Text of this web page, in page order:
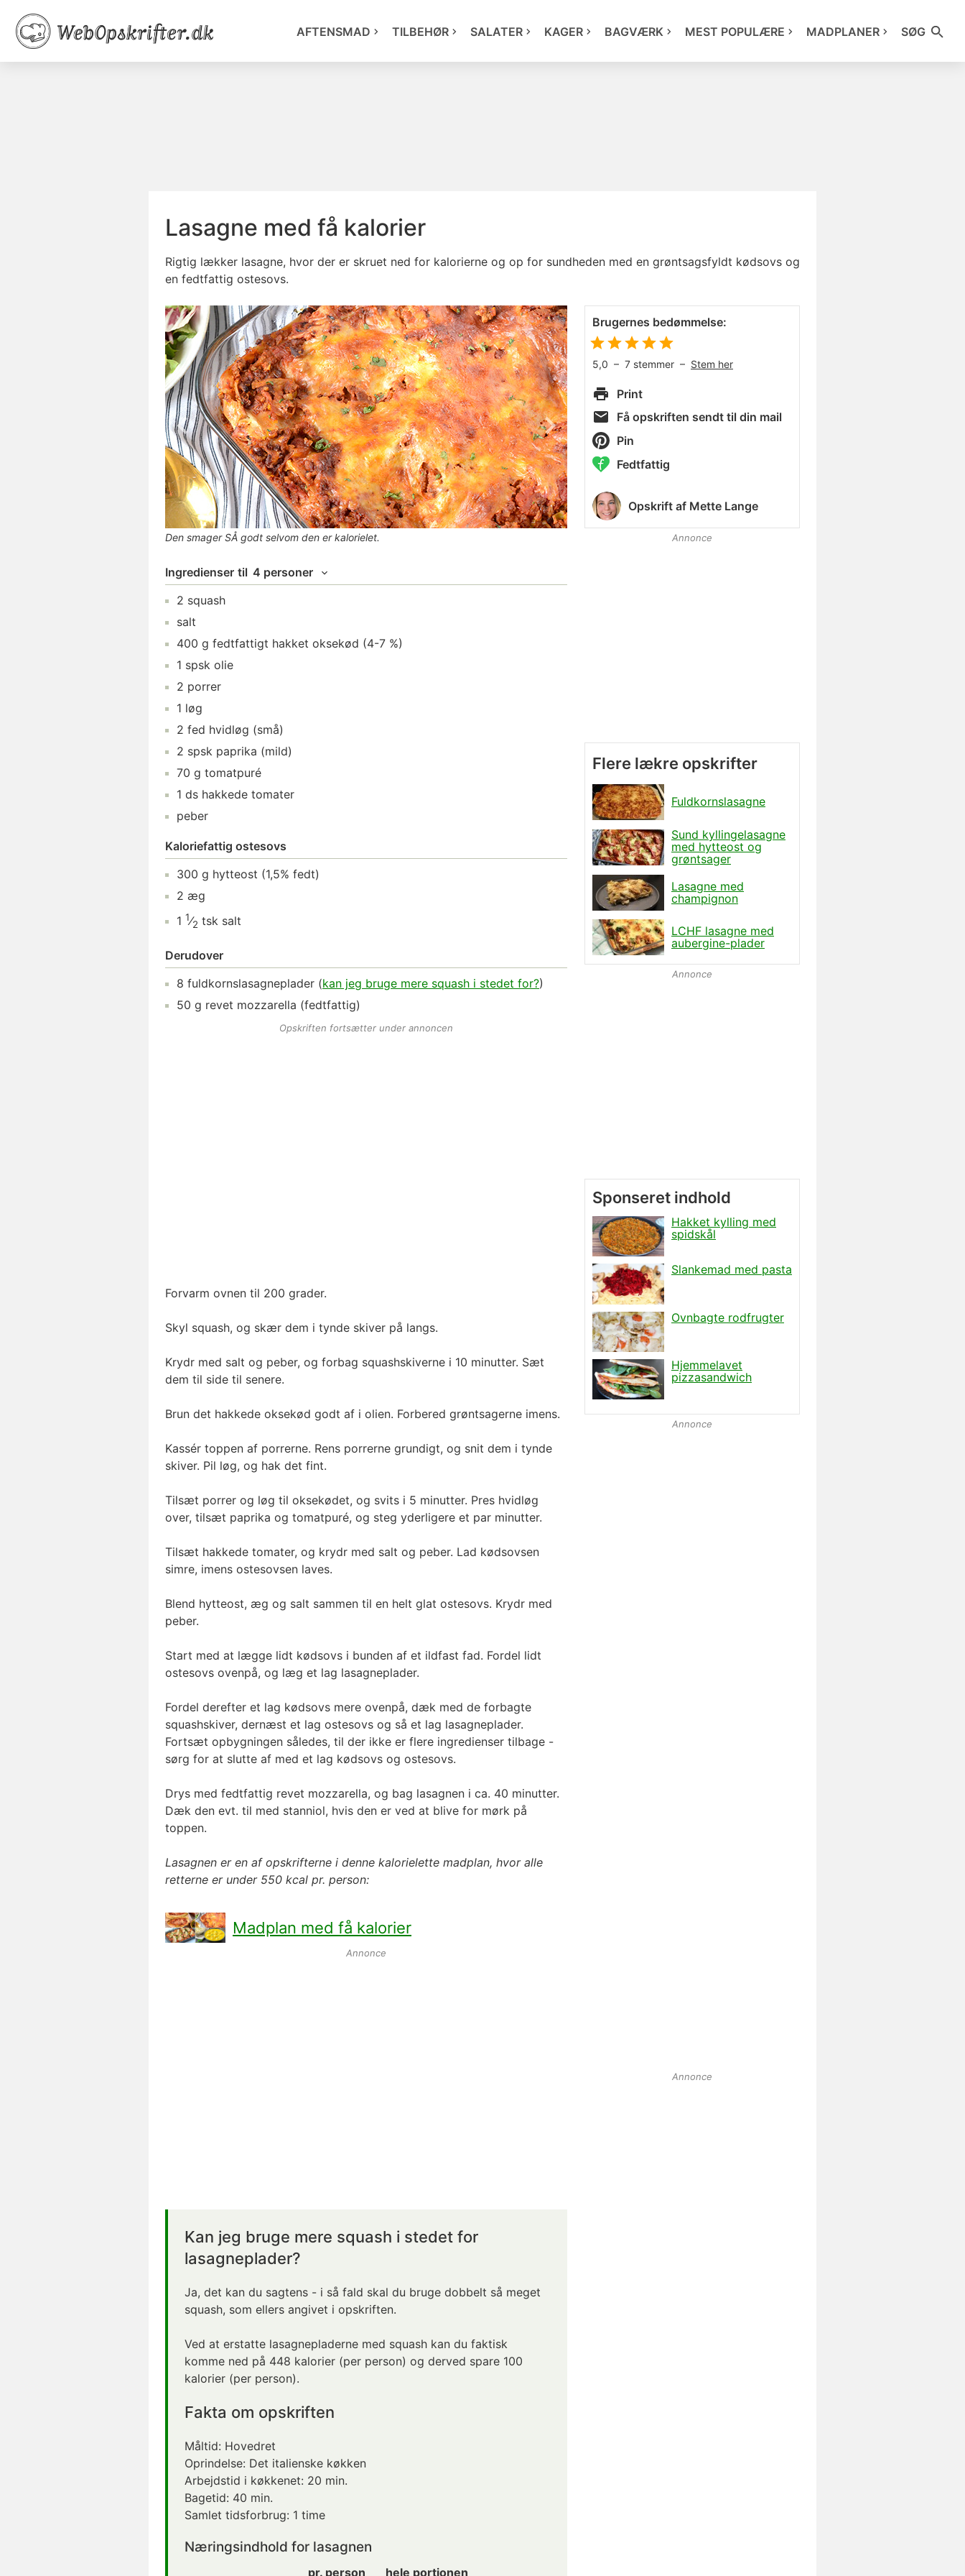
AFTENSMAD TILBEHØR SALATER KAGER BAGVÆRK MEST POPULÆRE MADPLANER SØG
Lasagne med få kalorier
Rigtig lækker lasagne, hvor der er skruet ned for kalorierne og op for sundheden med en grøntsagsfyldt kødsovs og
en fedtfattig ostesovs.
Den smager SÅ godt selvom den er kalorielet.
Ingredienser til 4 personer
2 squash
salt
400 g fedtfattigt hakket oksekød (4-7 %)
1 spsk olie
2 porrer
1 løg
2 fed hvidløg (små)
2 spsk paprika (mild)
70 g tomatpuré
1 ds hakkede tomater
peber
Kaloriefattig ostesovs
300 g hytteost (1,5% fedt)
2 æg
1 1⁄2 tsk salt
Derudover
8 fuldkornslasagneplader (kan jeg bruge mere squash i stedet for?)
50 g revet mozzarella (fedtfattig)
Opskriften fortsætter under annoncen
Forvarm ovnen til 200 grader.
Skyl squash, og skær dem i tynde skiver på langs.
Krydr med salt og peber, og forbag squashskiverne i 10 minutter. Sæt
dem til side til senere.
Brun det hakkede oksekød godt af i olien. Forbered grøntsagerne imens.
Kassér toppen af porrerne. Rens porrerne grundigt, og snit dem i tynde
skiver. Pil løg, og hak det fint.
Tilsæt porrer og løg til oksekødet, og svits i 5 minutter. Pres hvidløg
over, tilsæt paprika og tomatpuré, og steg yderligere et par minutter.
Tilsæt hakkede tomater, og krydr med salt og peber. Lad kødsovsen
simre, imens ostesovsen laves.
Blend hytteost, æg og salt sammen til en helt glat ostesovs. Krydr med
peber.
Start med at lægge lidt kødsovs i bunden af et ildfast fad. Fordel lidt
ostesovs ovenpå, og læg et lag lasagneplader.
Fordel derefter et lag kødsovs mere ovenpå, dæk med de forbagte
squashskiver, dernæst et lag ostesovs og så et lag lasagneplader.
Fortsæt opbygningen således, til der ikke er flere ingredienser tilbage -
sørg for at slutte af med et lag kødsovs og ostesovs.
Drys med fedtfattig revet mozzarella, og bag lasagnen i ca. 40 minutter.
Dæk den evt. til med stanniol, hvis den er ved at blive for mørk på
toppen.
Lasagnen er en af opskrifterne i denne kalorielette madplan, hvor alle
retterne er under 550 kcal pr. person:
Madplan med få kalorier
Annonce
Kan jeg bruge mere squash i stedet for
lasagneplader?
Ja, det kan du sagtens - i så fald skal du bruge dobbelt så meget
squash, som ellers angivet i opskriften.
Ved at erstatte lasagnepladerne med squash kan du faktisk
komme ned på 448 kalorier (per person) og derved spare 100
kalorier (per person).
Fakta om opskriften
Måltid: Hovedret
Oprindelse: Det italienske køkken
Arbejdstid i køkkenet: 20 min.
Bagetid: 40 min.
Samlet tidsforbrug: 1 time
Næringsindhold for lasagnen
pr. person hele portionen
Brugernes bedømmelse:
5,0 – 7 stemmer – Stem her
Print
Få opskriften sendt til din mail
Pin
Fedtfattig
Opskrift af Mette Lange
Annonce
Flere lækre opskrifter
Fuldkornslasagne
Sund kyllingelasagne
med hytteost og
grøntsager
Lasagne med
champignon
LCHF lasagne med
aubergine-plader
Annonce
Annonce
Annonce